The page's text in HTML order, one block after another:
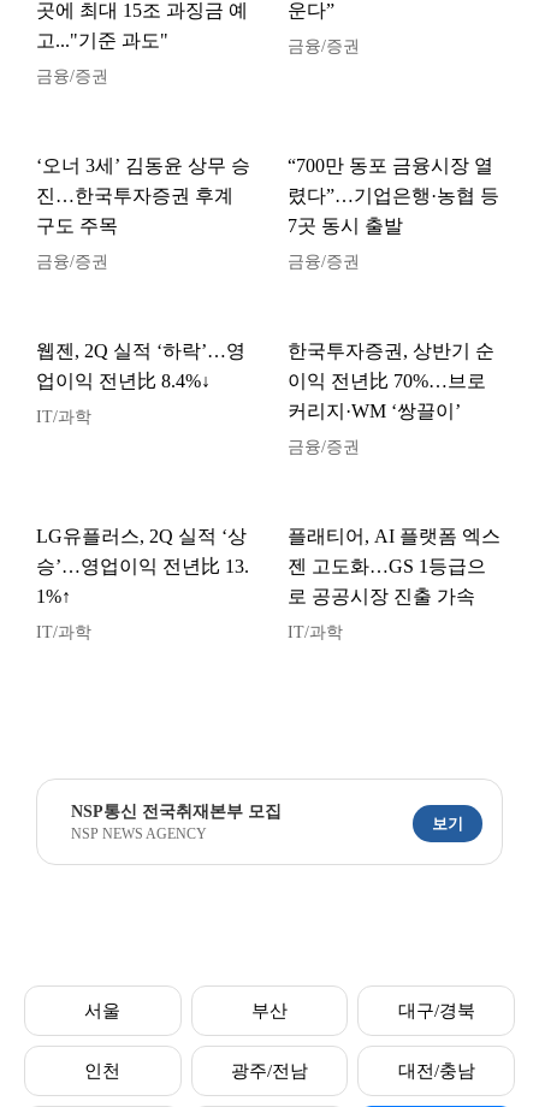
곳에 최대 15조 과징금 예
고..."기준 과도"
금융/증권
운다”
금융/증권
‘오너 3세’ 김동윤 상무 승
진…한국투자증권 후계
구도 주목
금융/증권
“700만 동포 금융시장 열
렸다”…기업은행·농협 등
7곳 동시 출발
금융/증권
웹젠, 2Q 실적 ‘하락’…영
업이익 전년比 8.4%↓
IT/과학
한국투자증권, 상반기 순
이익 전년比 70%…브로
커리지·WM ‘쌍끌이’
금융/증권
LG유플러스, 2Q 실적 ‘상
승’…영업이익 전년比 13.
1%↑
IT/과학
플래티어, AI 플랫폼 엑스
젠 고도화…GS 1등급으
로 공공시장 진출 가속
IT/과학
NSP통신 전국취재본부 모집
NSP NEWS AGENCY
보기
서울 부산 대구/경북
인천 광주/전남 대전/충남